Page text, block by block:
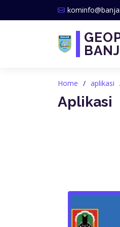
Home aplikasi
Aplikasi